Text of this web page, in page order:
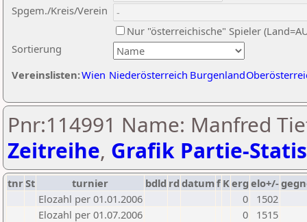
Sortierung
Spgem./Kreis/Verein
Nur "österreichische" Spieler
Vereinslisten:Wien Niederösterreich Burgenland
Pnr:114991 Name: Manfred
Zeitreihe, Grafik Partie-
tnrSt turnier bdld rd datumf Kerg elo+/-
Elozahl per 01.01.2006
0
1502
Elozahl per 01.07.2006
0
1515